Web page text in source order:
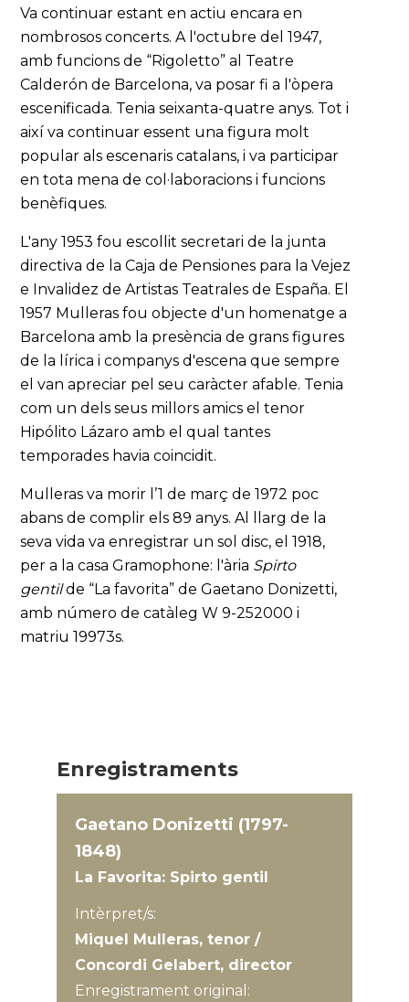
Va continuar estant en actiu encara en
nombrosos concerts. A l'octubre del 1947,
amb funcions de “Rigoletto” al Teatre
Calderón de Barcelona, va posar fi a l'òpera
escenificada. Tenia seixanta-quatre anys. Tot i
així va continuar essent una figura molt
popular als escenaris catalans, i va participar
en tota mena de col·laboracions i funcions
benèfiques.
L'any 1953 fou escollit secretari de la junta
directiva de la Caja de Pensiones para la Vejez
e Invalidez de Artistas Teatrales de España. El
1957 Mulleras fou objecte d'un homenatge a
Barcelona amb la presència de grans figures
de la lírica i companys d'escena que sempre
el van apreciar pel seu caràcter afable. Tenia
com un dels seus millors amics el tenor
Hipólito Lázaro amb el qual tantes
temporades havia coincidit.
Mulleras va morir l’1 de març de 1972 poc
abans de complir els 89 anys. Al llarg de la
seva vida va enregistrar un sol disc, el 1918,
per a la casa Gramophone: l'ària Spirto
gentilde “La favorita” de Gaetano Donizetti,
amb número de catàleg W 9-252000 i
matriu 19973s.
Enregistraments
Gaetano Donizetti (1797-
1848)
La Favorita: Spirto gentil
Intèrpret/s:
Miquel Mulleras, tenor /
Concordi Gelabert, director
Enregistrament original: